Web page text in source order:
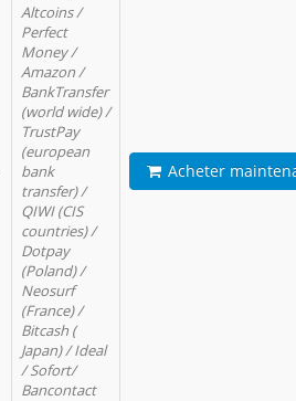
Altcoins /
Perfect
Money /
Amazon /
BankTransfer
(world wide) /
TrustPay
(european
bank
transfer) /
QIWI (CIS
countries) /
Dotpay
(Poland) /
Neosurf
(France) /
Bitcash (
Japan) / Ideal
/ Sofort/
Bancontact
Acheter